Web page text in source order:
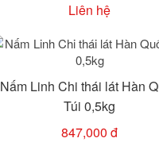
Liên hệ
Nấm Linh Chi thái lát Hàn
Túi 0,5kg
847,000 đ